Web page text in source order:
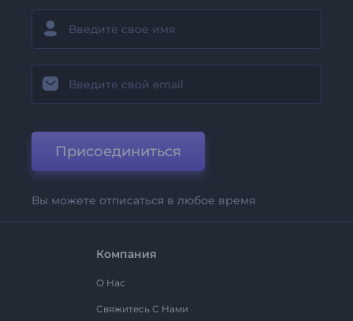
Присоединиться
Вы можете отписаться в любое время
Компания
О Нас
Свяжитесь С Нами